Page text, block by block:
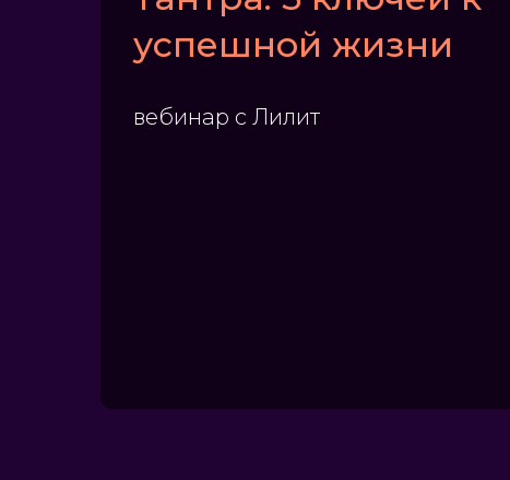
успешной жизни
вебинар с Лилит